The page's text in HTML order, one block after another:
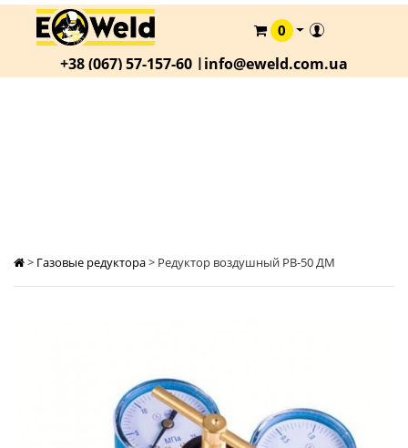
КАТАЛОГ
О
КОНТАКТЫ
0
+38 (067) 57-157-60 |info@eweld.com.ua
> Газовые редуктора> Редуктор воздушный РВ-50 ДМ